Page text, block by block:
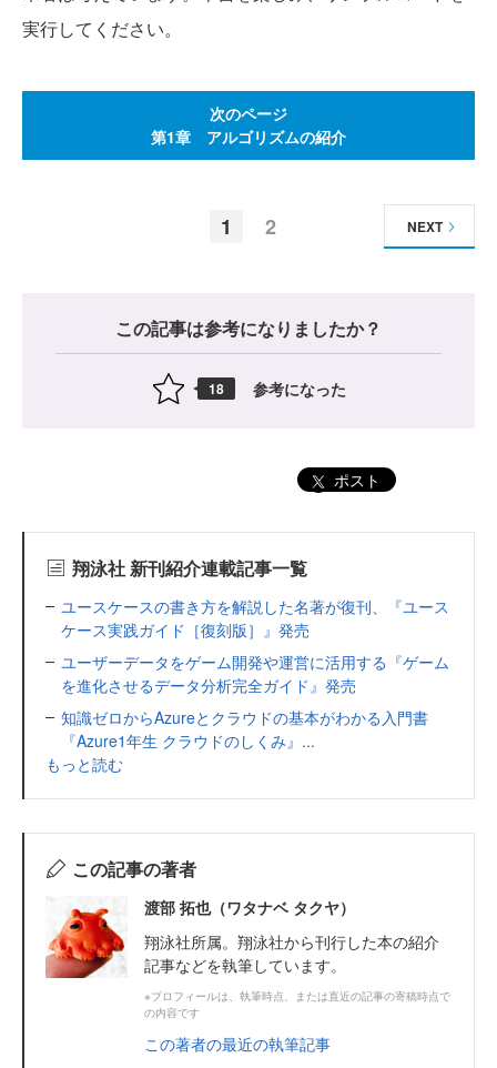
実行してください。
次のページ
第1章 アルゴリズムの紹介
1 2 NEXT
この記事は参考になりましたか？
18 参考になった
ポスト
翔泳社 新刊紹介連載記事一覧
ユースケースの書き方を解説した名著が復刊、『ユース
ケース実践ガイド［復刻版］』発売
ユーザーデータをゲーム開発や運営に活用する『ゲーム
を進化させるデータ分析完全ガイド』発売
知識ゼロからAzureとクラウドの基本がわかる入門書
『Azure1年生 クラウドのしくみ』...
もっと読む
この記事の著者
渡部 拓也（ワタナベ タクヤ）
翔泳社所属。翔泳社から刊行した本の紹介
記事などを執筆しています。
※プロフィールは、執筆時点、または直近の記事の寄稿時点で
の内容です
この著者の最近の執筆記事